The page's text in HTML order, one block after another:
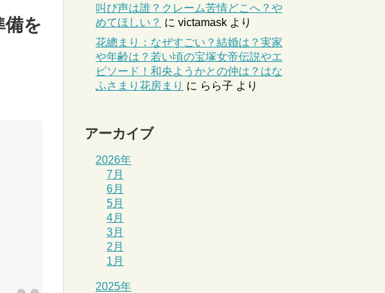
を
叫び声は誰？クレーム苦情どこへ？や
めてほしい？ に victamask より
花總まり：なぜすごい？結婚は？実家
や年齢は？若い頃の宝塚女帝伝説やエ
ピソード！和央ようかとの仲は？はな
ふさまり花房まり に らら子 より
アーカイブ
2026年
7月
6月
5月
4月
3月
2月
1月
2025年